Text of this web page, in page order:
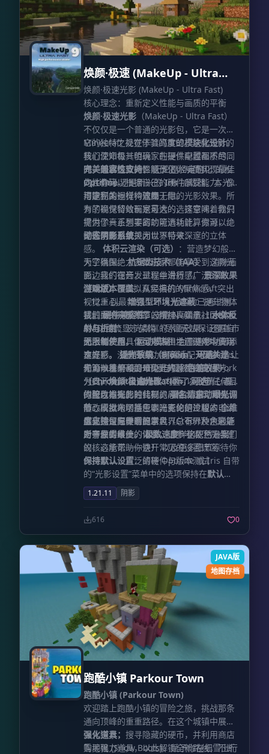
焕颜·极速 (MakeUp - Ultra
Fast)
焕颜·极速光影 (MakeUp - Ultra Fast)
核心理念：重新定义性能与画质的平衡
焕颜·极速光影 （MakeUp - Ultra Fast）
不仅仅是一个普通的光影包，它是一次对
Minecraft 视觉体验的重塑。这款光影的
核心使命极其明确：在提供卓越画质的同
时，追求极致的性能优化，从而实现最佳
的性价比。
它的独特之处在于其高度的模块化设计。
我们深知每一位玩家的硬件配置都不尽相
同，因此这款光影赋予了你“定制化”的权
力。你可以根据自己的硬件承受能力，像
搭建积木一样构建属于你的光影效果。所
有的视觉特效都是可选的，这意味着你只
需为你真正想要的功能消耗计算资源，绝
无任何隐形负担。
完美兼容性支持：无论是经典的
Optifine还是新兴的Iris加载器，本光影
均能完美运行，流畅无阻。
可定制的视觉特效库
为了确保留给玩家最大的选择空间，我们
提供了一系列丰富的可选功能。你可以根
据需求开启或关闭以下特效：
动态阴影系统：为世界带来深邃的立体
感。 体积云渲染（可选） ：营造梦幻般的
天空氛围。抗锯齿技术（TAA）：消除画
面边缘的锯齿，呈现丝滑质感。景深效果
（DoF）：模拟真实相机的聚焦感，突出
视觉重心。增强型环境光遮蔽：提升物体
接触面的阴影细节，增加真实度。水体反
射与折射：波光粼粼的水面效果，还原自
然水体质感。运动模糊：为高速移动增添
速度感。泛光效果（Bloom，可选）：让
光源散发柔和的晕染光辉。色差效果
（Chromatic Aberration，可选）：模
拟胶片镜头的独特视觉风格。自动曝光调
节：模拟人眼适应明暗变化的过程。全维
度支持：完美适配主世界、下界及末地等
所有原生维度。极致速度：这依然是我们
的核心承诺——快！ 以及更多细节等待你
的探索...... 广泛的硬件与版本测试
为了确保绝大多数玩家都能享受到这款光
影，我们在开发过程中进行了广泛的兼容
性测试：
游戏版本覆盖：从经典的 Minecraft
1.12.+ 到最新的 1.21.x 版本均已通过测
试。硬件兼容性：支持 Nvidia、Intel 和
AMD 主流显卡架构（尽管无法保证覆盖市
面上每一款具体型号，但主流硬件均表现
良好）。操作系统：完美适配 Windows
和 Linux 环境。 开源与授权许可
我们秉持开放共享的精神，赋予社区极大
的自由度：
无限制使用：你可以自由地在游戏中使用
本光影，没有任何功能限制。开源共建：
你可以基于 GitHub 上的源代码进行 Fork
分支开发。自由修改：你可以出于任何目
的修改本光影的代码。署名请求：如果你
修改或发布了基于本光影的衍生版本，请
务必保留原作者的署名（Credit），这是
对开发者唯一的请求。 多样化配色方案
千篇一律的画面难免让人感到视觉疲劳。
为此，焕颜·极速光影内置了多种精心调校
的配色方案。
你可以根据此时此刻的心情或建筑风格，
随心所欲地切换色调。无论是冷峻的电影
感，还是温暖的日常风，总有一种色彩能
击中你的审美。
优化建议与专家提示
为了获得最佳的体验，请参考以下几点建
议，这能帮助你避开常见的设置误区：
保持默认设置：请将 Optifine 或 Iris 自带
的“光影设置”菜单中的选项保持在默认
值。随意更改外部设置可能会导致光影内
部逻辑冲突，进而降低画质表现。请务必
只在光影包内部的选项表中进行自定义调
节。
：“动态阴影”和“景深效
设备性能有限，或者你需要极其流畅的帧
率（FPS）进行 PVP 战斗，完全可以关闭
这两项功能。即便去除它们，
焕颜·极速光
影依然能凭借其优秀的色彩和基础渲染，
呈现出非常出色的画面效果。
1.21.11 阴影
616 0
JAVA版
地图存档
跑酷小镇 Parkour Town
跑酷小镇 (Parkour Town)
欢迎踏上跑酷小镇的冒险之旅，挑战那条
通向顶峰的重重路径。在这个城镇中展开
深入探索，搜寻隐藏的硬币，并利用商店
购买强力道具，以此解锁全新路线，不断
强化道具：
雪地靴 (Snow Boots)：赋予你在细雪上行